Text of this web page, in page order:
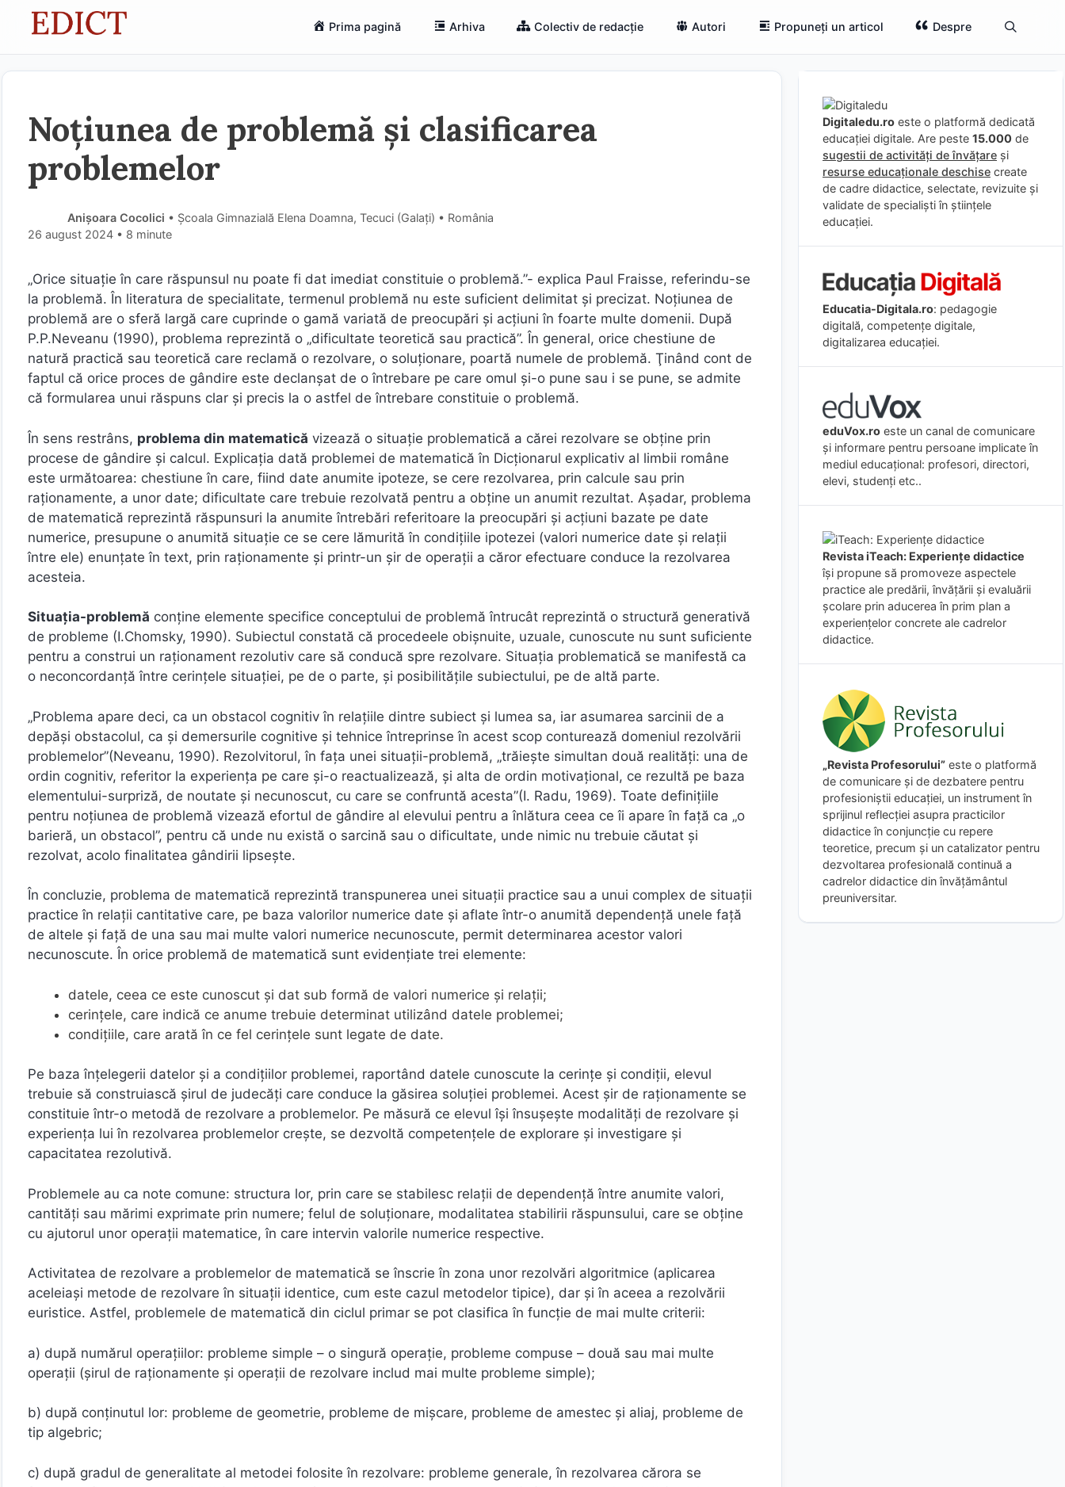
Prima pagină Arhiva Colectiv de redacție Autori Propuneți un articol Despre
Noțiunea de problemă și clasificarea
problemelor
Anișoara Cocolici • Școala Gimnazială Elena Doamna, Tecuci (Galaţi) • România
26 august 2024 • 8 minute
„Orice situație în care răspunsul nu poate fi dat imediat constituie o problemă.”- explica Paul Fraisse, referindu-se
la problemă. În literatura de specialitate, termenul problemă nu este suficient delimitat şi precizat. Noţiunea de
problemă are o sferă largă care cuprinde o gamă variată de preocupări şi acţiuni în foarte multe domenii. După
P.P.Neveanu (1990), problema reprezintă o „dificultate teoretică sau practică”. În general, orice chestiune de
natură practică sau teoretică care reclamă o rezolvare, o soluţionare, poartă numele de problemă. Ţinând cont de
faptul că orice proces de gândire este declanşat de o întrebare pe care omul şi-o pune sau i se pune, se admite
că formularea unui răspuns clar şi precis la o astfel de întrebare constituie o problemă.
În sens restrâns, problema din matematică vizează o situaţie problematică a cărei rezolvare se obţine prin
procese de gândire şi calcul. Explicaţia dată problemei de matematică în Dicţionarul explicativ al limbii române
este următoarea: chestiune în care, fiind date anumite ipoteze, se cere rezolvarea, prin calcule sau prin
raţionamente, a unor date; dificultate care trebuie rezolvată pentru a obţine un anumit rezultat. Aşadar, problema
de matematică reprezintă răspunsuri la anumite întrebări referitoare la preocupări şi acţiuni bazate pe date
numerice, presupune o anumită situaţie ce se cere lămurită în condiţiile ipotezei (valori numerice date şi relaţii
între ele) enunţate în text, prin raţionamente şi printr-un şir de operaţii a căror efectuare conduce la rezolvarea
acesteia.
Situaţia-problemă conţine elemente specifice conceptului de problemă întrucât reprezintă o structură generativă
de probleme (I.Chomsky, 1990). Subiectul constată că procedeele obişnuite, uzuale, cunoscute nu sunt suficiente
pentru a construi un raţionament rezolutiv care să conducă spre rezolvare. Situaţia problematică se manifestă ca
o neconcordanţă între cerinţele situaţiei, pe de o parte, şi posibilităţile subiectului, pe de altă parte.
„Problema apare deci, ca un obstacol cognitiv în relaţiile dintre subiect şi lumea sa, iar asumarea sarcinii de a
depăşi obstacolul, ca şi demersurile cognitive şi tehnice întreprinse în acest scop conturează domeniul rezolvării
problemelor”(Neveanu, 1990). Rezolvitorul, în faţa unei situaţii-problemă, „trăieşte simultan două realităţi: una de
ordin cognitiv, referitor la experienţa pe care şi-o reactualizează, şi alta de ordin motivaţional, ce rezultă pe baza
elementului-surpriză, de noutate şi necunoscut, cu care se confruntă acesta”(I. Radu, 1969). Toate definiţiile
pentru noţiunea de problemă vizează efortul de gândire al elevului pentru a înlătura ceea ce îi apare în faţă ca „o
barieră, un obstacol”, pentru că unde nu există o sarcină sau o dificultate, unde nimic nu trebuie căutat şi
rezolvat, acolo finalitatea gândirii lipseşte.
În concluzie, problema de matematică reprezintă transpunerea unei situaţii practice sau a unui complex de situaţii
practice în relaţii cantitative care, pe baza valorilor numerice date şi aflate într-o anumită dependenţă unele faţă
de altele şi faţă de una sau mai multe valori numerice necunoscute, permit determinarea acestor valori
necunoscute. În orice problemă de matematică sunt evidenţiate trei elemente:
datele, ceea ce este cunoscut şi dat sub formă de valori numerice şi relaţii;
cerinţele, care indică ce anume trebuie determinat utilizând datele problemei;
condiţiile, care arată în ce fel cerinţele sunt legate de date.
Pe baza înţelegerii datelor şi a condiţiilor problemei, raportând datele cunoscute la cerinţe şi condiţii, elevul
trebuie să construiască şirul de judecăţi care conduce la găsirea soluţiei problemei. Acest şir de raţionamente se
constituie într-o metodă de rezolvare a problemelor. Pe măsură ce elevul îşi însuşeşte modalităţi de rezolvare şi
experienţa lui în rezolvarea problemelor creşte, se dezvoltă competențele de explorare şi investigare şi
capacitatea rezolutivă.
Problemele au ca note comune: structura lor, prin care se stabilesc relaţii de dependenţă între anumite valori,
cantităţi sau mărimi exprimate prin numere; felul de soluţionare, modalitatea stabilirii răspunsului, care se obţine
cu ajutorul unor operaţii matematice, în care intervin valorile numerice respective.
Activitatea de rezolvare a problemelor de matematică se înscrie în zona unor rezolvări algoritmice (aplicarea
aceleiaşi metode de rezolvare în situaţii identice, cum este cazul metodelor tipice), dar şi în aceea a rezolvării
euristice. Astfel, problemele de matematică din ciclul primar se pot clasifica în funcţie de mai multe criterii:
a) după numărul operaţiilor: probleme simple – o singură operaţie, probleme compuse – două sau mai multe
operaţii (şirul de raţionamente şi operaţii de rezolvare includ mai multe probleme simple);
b) după conţinutul lor: probleme de geometrie, probleme de mişcare, probleme de amestec şi aliaj, probleme de
tip algebric;
c) după gradul de generalitate al metodei folosite în rezolvare: probleme generale, în rezolvarea cărora se
Digitaledu.ro este o platformă dedicată
educației digitale. Are peste 15.000 de
sugestii de activități de învățare și
resurse educaționale deschise create
de cadre didactice, selectate, revizuite și
validate de specialiști în științele
educației.
Educatia-Digitala.ro: pedagogie
digitală, competențe digitale,
digitalizarea educației.
eduVox.ro este un canal de comunicare
și informare pentru persoane implicate în
mediul educațional: profesori, directori,
elevi, studenți etc..
Revista iTeach: Experienţe didactice
îşi propune să promoveze aspectele
practice ale predării, învăţării şi evaluării
şcolare prin aducerea în prim plan a
experienţelor concrete ale cadrelor
didactice.
„Revista Profesorului” este o platformă
de comunicare și de dezbatere pentru
profesioniștii educației, un instrument în
sprijinul reflecției asupra practicilor
didactice în conjuncție cu repere
teoretice, precum și un catalizator pentru
dezvoltarea profesională continuă a
cadrelor didactice din învățământul
preuniversitar.